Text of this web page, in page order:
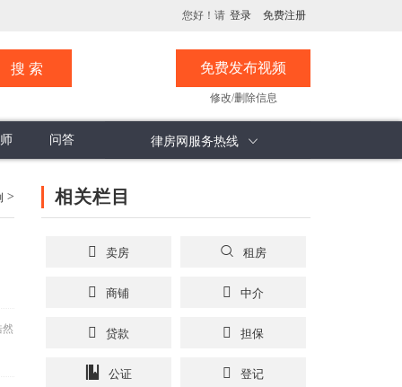
您好！请 登录 免费注册
免费发布视频
修改/删除信息
问答 律房网服务热线
>
然
相关栏目
卖房 租房
商铺 中介
贷款 担保
公证 登记